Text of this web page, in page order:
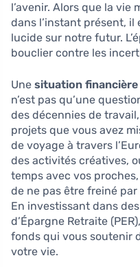
l’avenir. Alors que la vie
dans l’instant présent,
lucide sur notre futur.
bouclier contre les
Une situation financière
n’est pas qu’une
des décennies de
projets que vous avez
de voyage à travers
des activités créatives,
temps avec vos
de ne pas être freiné
En investissant dans
d’Épargne Retraite
fonds qui vous soutenir
votre vie.